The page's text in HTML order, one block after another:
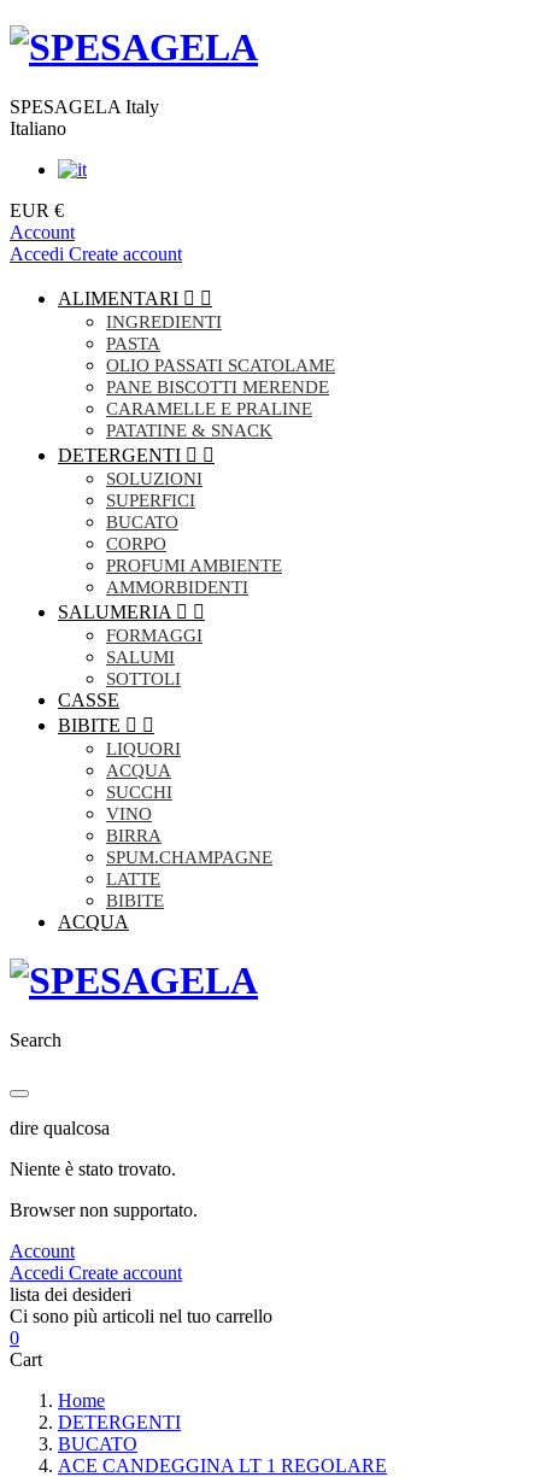
SPESAGELA Italy
Italiano
EUR €
Account
Accedi Create account
ALIMENTARI  
INGREDIENTI
PASTA
OLIO PASSATI SCATOLAME
PANE BISCOTTI MERENDE
CARAMELLE E PRALINE
PATATINE & SNACK
DETERGENTI  
SOLUZIONI
SUPERFICI
BUCATO
CORPO
PROFUMI AMBIENTE
AMMORBIDENTI
SALUMERIA  
FORMAGGI
SALUMI
SOTTOLI
CASSE
BIBITE  
LIQUORI
ACQUA
SUCCHI
VINO
BIRRA
SPUM.CHAMPAGNE
LATTE
BIBITE
ACQUA
Search
dire qualcosa
Niente è stato trovato.
Browser non supportato.
Account
Accedi Create account
lista dei desideri
Ci sono più articoli nel tuo carrello
0
Cart
Home
DETERGENTI
BUCATO
ACE CANDEGGINA LT 1 REGOLARE